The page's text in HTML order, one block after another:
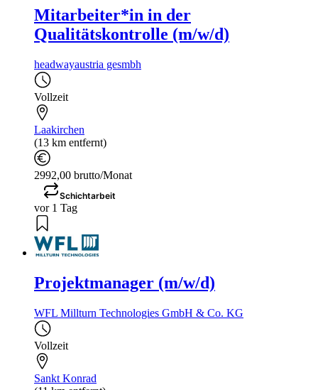
Mitarbeiter*in in der
Qualitätskontrolle (m/w/d)
headwayaustria gesmbh
Vollzeit
Laakirchen
(13 km entfernt)
2992,00 brutto/Monat
Schichtarbeit
vor 1 Tag
Projektmanager (m/w/d)
WFL Millturn Technologies GmbH & Co. KG
Vollzeit
Sankt Konrad